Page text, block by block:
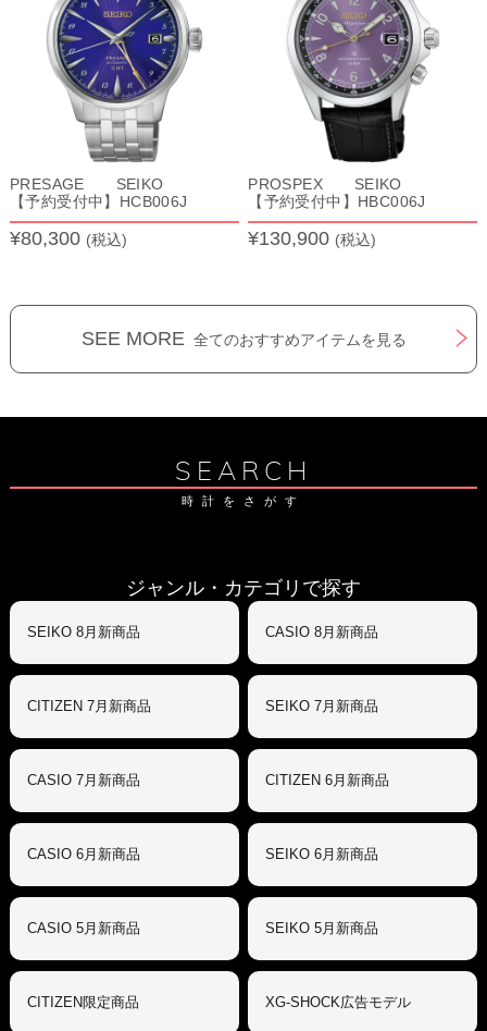
PRESAGE SEIKO
【予約受付中】HCB006J
¥80,300 (税込)
PROSPEX SEIKO
【予約受付中】HBC006J
¥130,900 (税込)
SEE MORE 全てのおすすめアイテムを見る
SEARCH
時計をさがす
ジャンル・カテゴリで探す
SEIKO 8月新商品 CASIO 8月新商品
CITIZEN 7月新商品 SEIKO 7月新商品
CASIO 7月新商品 CITIZEN 6月新商品
CASIO 6月新商品 SEIKO 6月新商品
CASIO 5月新商品 SEIKO 5月新商品
CITIZEN限定商品 XG-SHOCK広告モデル